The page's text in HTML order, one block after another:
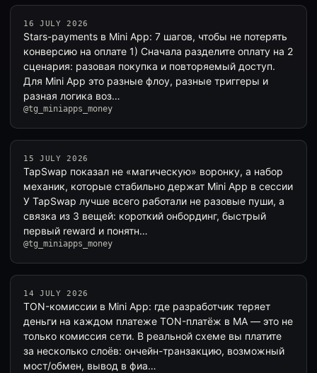
16 JULY 2026
Stars-payments в Mini App: 7 шагов, чтобы не потерять
конверсию на оплате 1) Сначала разделите оплату на 2
сценария: разовая покупка и повторяемый доступ.
Для Mini App это разные флоу, разные триггеры и
разная логика воз…
@tg_miniapps_money
15 JULY 2026
TapSwap показал не «магическую» воронку, а набор
механик, которые стабильно держат Mini App в сессии
У TapSwap лучше всего работали не разовые пуши, а
связка из 3 вещей: короткий онбординг, быстрый
первый reward и понятн…
@tg_miniapps_money
14 JULY 2026
TON-комиссии в Mini App: где разработчик теряет
деньги на каждом платеже TON-платёж в MA — это не
только комиссия сети. В реальной схеме вы платите
за несколько слоёв: ончейн-транзакцию, возможный
мост/обмен, вывод в фиа…